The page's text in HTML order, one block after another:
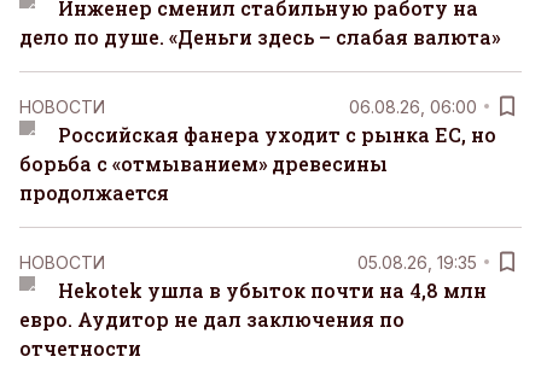
Инженер сменил стабильную работу на
дело по душе. «Деньги здесь – слабая валюта»
НОВОСТИ 06.08.26, 06:00
Российская фанера уходит с рынка ЕС, но
борьба с «отмыванием» древесины
продолжается
НОВОСТИ 05.08.26, 19:35
Hekotek ушла в убыток почти на 4,8 млн
евро. Аудитор не дал заключения по
отчетности